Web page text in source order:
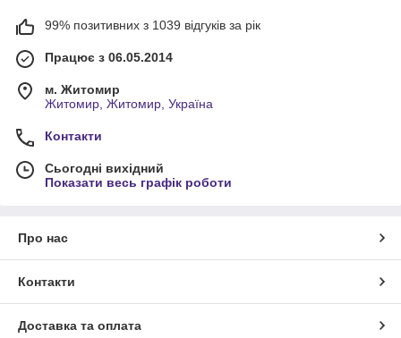
99% позитивних з 1039 відгуків за рік
Працює з 06.05.2014
м. Житомир
Житомир, Житомир, Україна
Контакти
Сьогодні вихідний
Показати весь графік роботи
Про нас
Контакти
Доставка та оплата